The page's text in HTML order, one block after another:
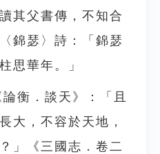
其父書傳，不知合
錦瑟〉詩：「錦瑟
思華年。」
衡．談天》：「且
大，不容於天地，
」《三國志．卷二